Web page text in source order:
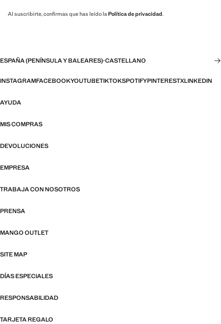
Al suscribirte, confirmas que has leído laPolítica de privacidad.
ESPAÑA (PENÍNSULA Y BALEARES)·CASTELLANO
INSTAGRAMFACEBOOKYOUTUBETIKTOKSPOTIFYPINTERESTXLINKEDIN
AYUDA
MIS COMPRAS
DEVOLUCIONES
EMPRESA
TRABAJA CON NOSOTROS
PRENSA
MANGO OUTLET
SITE MAP
DÍAS ESPECIALES
RESPONSABILIDAD
TARJETA REGALO